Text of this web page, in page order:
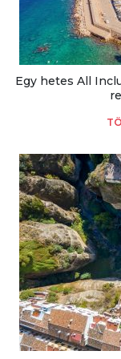
Egy hetes All